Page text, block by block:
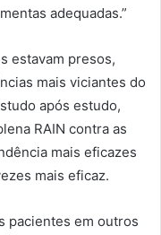
adequadas.”
estavam presos,
mais viciantes do
após estudo,
RAIN contra as
mais eficazes
mais eficaz.
pacientes em outros